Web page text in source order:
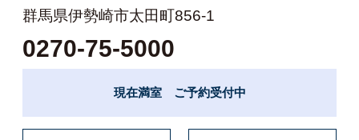
群馬県伊勢崎市太田町856-1
0270-75-5000
現在満室 ご予約受付中